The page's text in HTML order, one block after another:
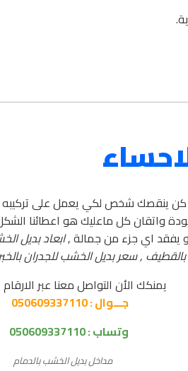
ينقصك شخص لكي يعمل على تركيبه
واتقان كل ماعليك هو اعطائنا
يفقد اي جزء من جمالة ,ابعاد بديل
, سعر بديل الخشب للجدران
يمنكك الأن التواصل معنا عبر الارقام
جـــوال : 050609337110
وتساب :050609337110